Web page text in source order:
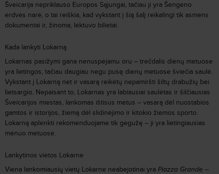
Šveicarija nepriklauso Europos Sąjungai, tačiau ji yra Šengeno
erdvės narė, o tai reiškia, kad vykstant į šią šalį reikalingi tik asmens
dokumentai ir, žinoma, lėktuvo bilietai.
Kada lankyti Lokarną
Lokarnas pasižymi gana nenuspėjamu oru – trečdalis dienų metuose
yra lietingos, tačiau daugiau negu pusę dienų metuose šviečia saulė.
Vykstant į Lokarną net ir vasarą reikėtų nepamiršti šiltų drabužių bei
lietsargio. Nepaisant to, Lokarnas yra labiausiai saulėtas ir šilčiausias
Šveicarijos miestas, lankomas ištisus metus – vasarą dėl nuostabios
gamtos ir istorijos, žiemą dėl slidinėjimo ir kitokio žiemos sporto.
Lokarną aplenkti rekomenduojame tik gegužę – ji yra lietingiausias
mėnuo metuose.
Lankytinos vietos Lokarne
Viena lankomiausių vietų Lokarne neabejotinai yra Piazza Grande –